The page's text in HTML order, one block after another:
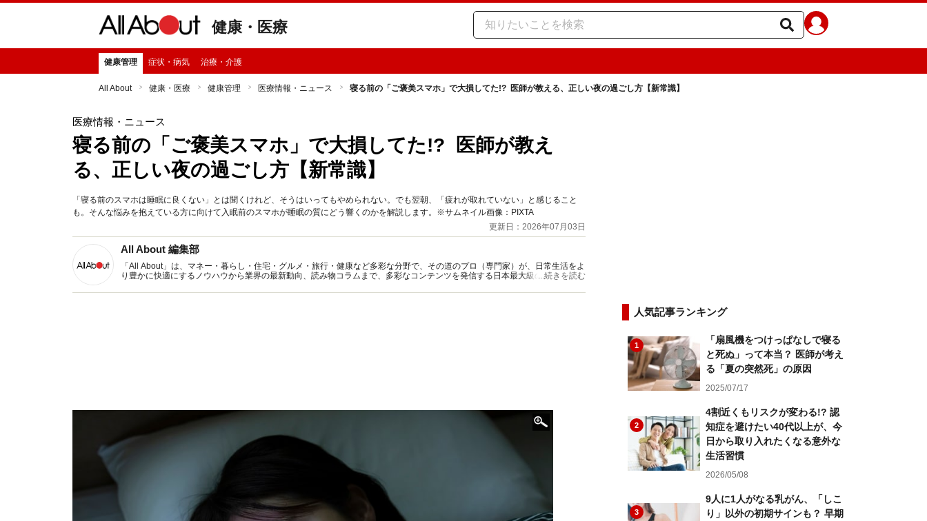
健康・医療
健康管理 症状・病気 治療・介護
All About 健康・医療 健康管理 医療情報・ニュース 寝る前の「ご褒美スマホ」で大損してた!? 医師が教える、正しい夜の過ごし方【新常識】
医療情報・ニュース
寝る前の「ご褒美スマホ」で大損してた!? 医師が教え
る、正しい夜の過ごし方【新常識】
「寝る前のスマホは睡眠に良くない」とは聞くけれど、そうはいってもやめられない。でも翌朝、「疲れが取れていない」と感じること
も。そんな悩みを抱えている方に向けて入眠前のスマホが睡眠の質にどう響くのかを解説します。※サムネイル画像：PIXTA
更新日：2026年07月03日
All About 編集部
「All About」は、マネー・暮らし・住宅・グルメ・旅行・健康など多彩な分野で、その道のプロ（専門家）が、日常生活をよ
り豊かに快適にするノウハウから業界の最新動向、読み物コラムまで、多彩なコンテンツを発信する日本最大級の総合情報サ
...続きを読む
人気記事ランキング
1
「扇風機をつけっぱなしで寝る
と死ぬ」って本当？ 医師が考え
る「夏の突然死」の原因
2025/07/17
2
4割近くもリスクが変わる!? 認
知症を避けたい40代以上が、今
日から取り入れたくなる意外な
生活習慣
2026/05/08
3
9人に1人がなる乳がん、「しこ
り」以外の初期サインも？ 早期